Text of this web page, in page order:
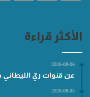
الأكثر قراءة
2026-08-06
عن قنوات ريّ الليطاني
2026-08-05